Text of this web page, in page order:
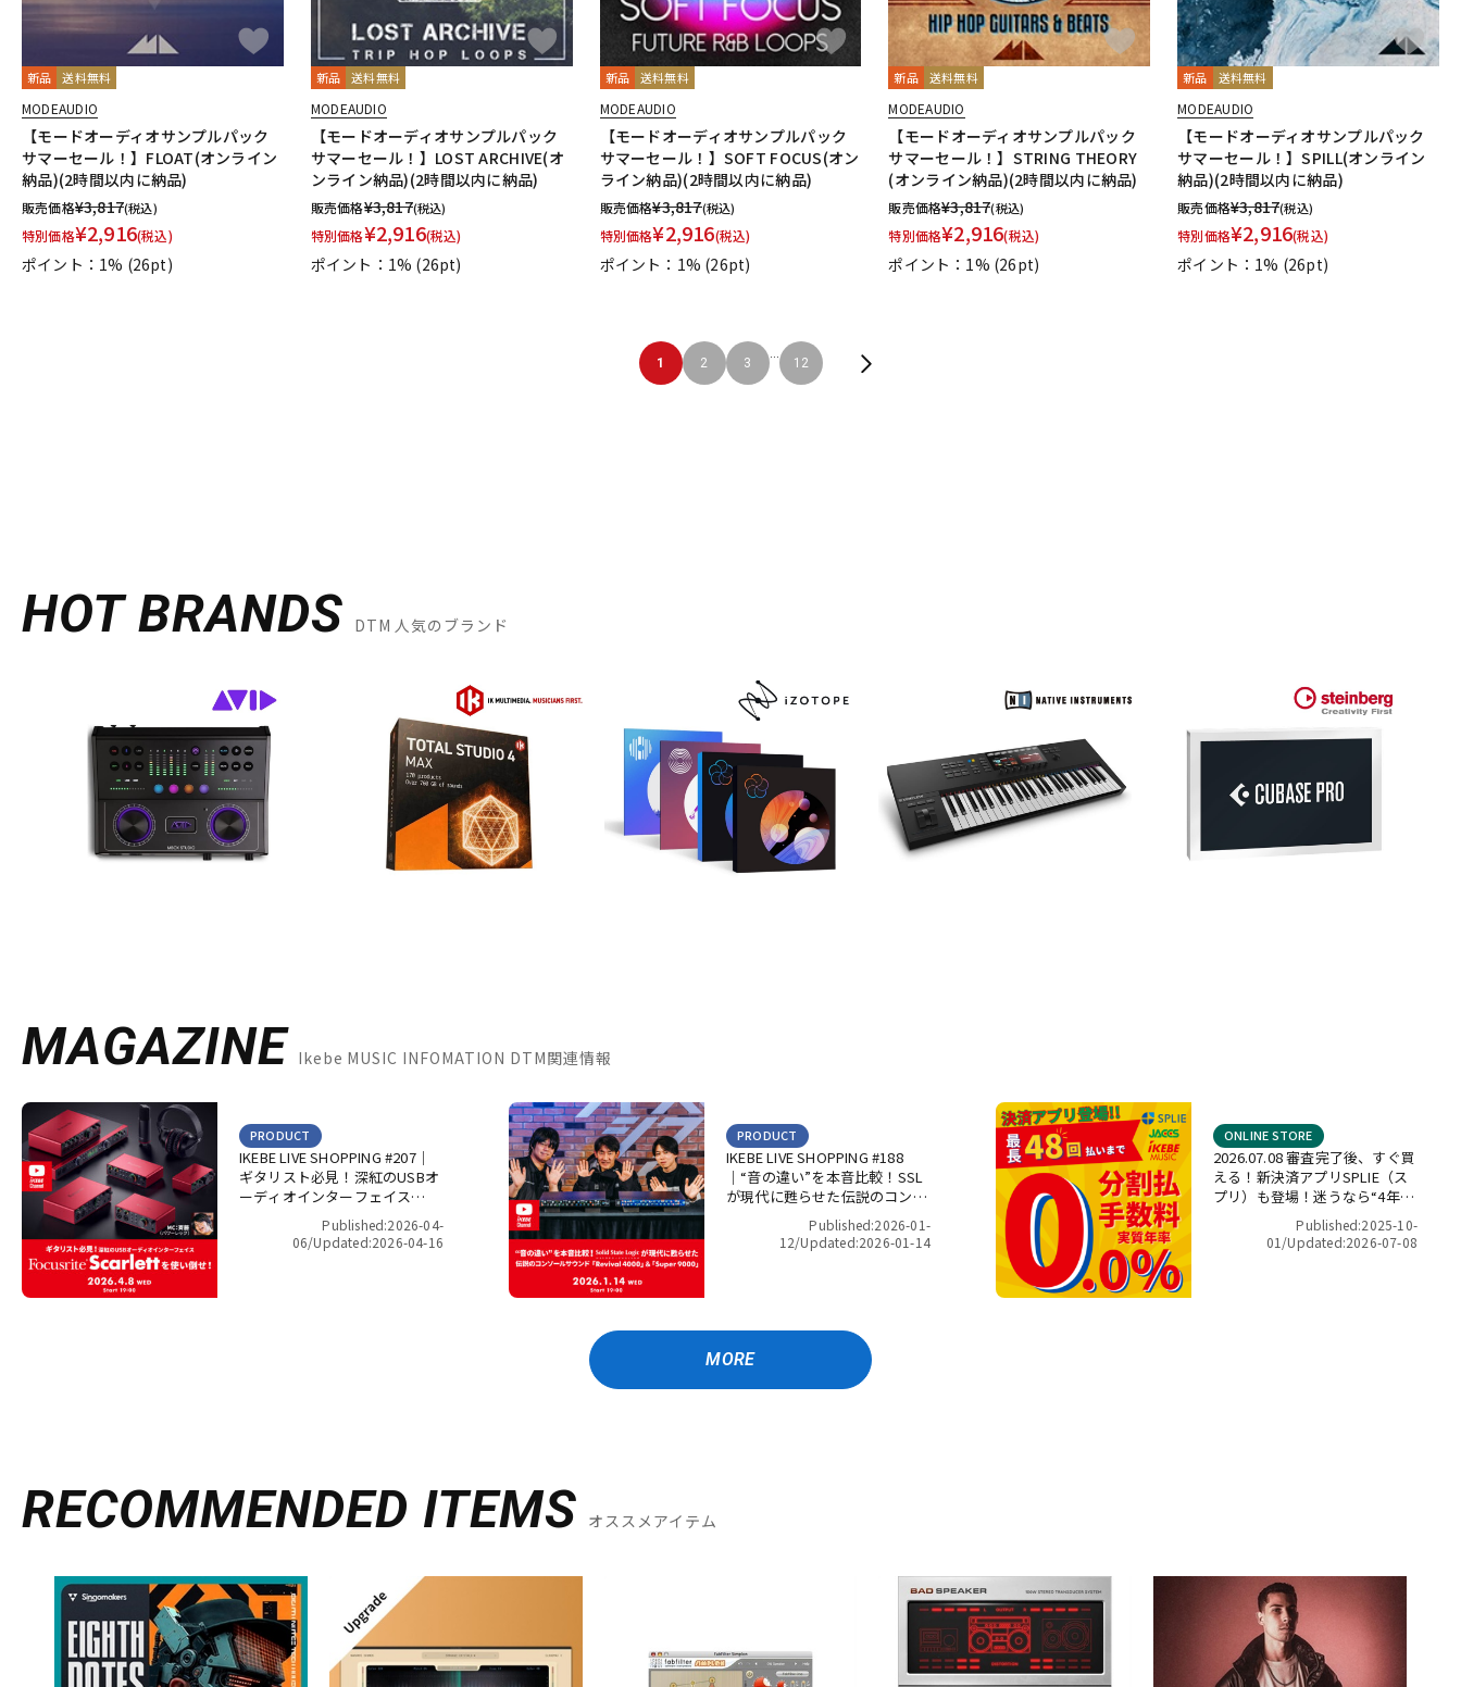
新品 送料無料
MODEAUDIO
【モードオーディオサンプルパック
サマーセール！】FLOAT(オンライン
納品)(2時間以内に納品)
販売価格¥3,817(税込)
特別価格¥2,916(税込)
ポイント：1% (26pt)
新品 送料無料
MODEAUDIO
【モードオーディオサンプルパック
サマーセール！】LOST ARCHIVE(オ
ンライン納品)(2時間以内に納品)
販売価格¥3,817(税込)
特別価格¥2,916(税込)
ポイント：1% (26pt)
新品 送料無料
MODEAUDIO
【モードオーディオサンプルパック
サマーセール！】SOFT FOCUS(オン
ライン納品)(2時間以内に納品)
販売価格¥3,817(税込)
特別価格¥2,916(税込)
ポイント：1% (26pt)
新品 送料無料
MODEAUDIO
【モードオーディオサンプルパック
サマーセール！】STRING THEORY
(オンライン納品)(2時間以内に納品)
販売価格¥3,817(税込)
特別価格¥2,916(税込)
ポイント：1% (26pt)
新品 送料無料
MODEAUDIO
【モードオーディオサンプルパック
サマーセール！】SPILL(オンライン
納品)(2時間以内に納品)
販売価格¥3,817(税込)
特別価格¥2,916(税込)
ポイント：1% (26pt)
1 2 3 12
HOT BRANDS DTM 人気のブランド
MAGAZINE Ikebe MUSIC INFOMATION DTM関連情報
IKEBE LIVE SHOPPING #207｜
ギタリスト必見！深紅のUSBオ
ーディオインターフェイス
Focusrite Scarlett を使い倒
せ！【presented by パワーレ
PRODUCT
Published:2026-04-
06/Updated:2026-04-16
IKEBE LIVE SHOPPING #188
｜“音の違い”を本音比較！SSL
が現代に甦らせた伝説のコンソ
ールサウンド「Revival 4000」
＆「Super 9000」【presented
by パワーレック】
PRODUCT
Published:2026-01-
12/Updated:2026-01-14
2026.07.08 審査完了後、すぐ買
える！新決済アプリSPLIE（ス
プリ）も登場！迷うなら“4年間
金利ゼロ！”最長48回 無金利キ
ャンペーン
ONLINE STORE
Published:2025-10-
01/Updated:2026-07-08
MORE
RECOMMENDED ITEMS オススメアイテム